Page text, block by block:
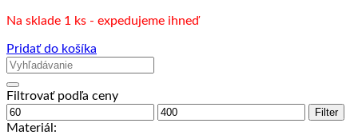
Na sklade 1 ks - expedujeme ihneď
Pridať do košíka
Filtrovať podľa ceny
Minimálna
cena
Maximálna
Filter
Materiál: